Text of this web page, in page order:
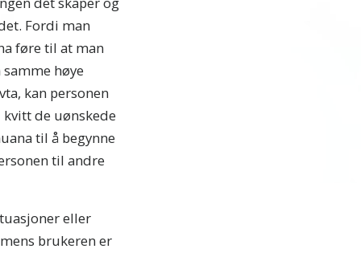
Fordi man
føre til at man
høye
kan personen
de uønskede
til å begynne
til andre
eller
brukeren er